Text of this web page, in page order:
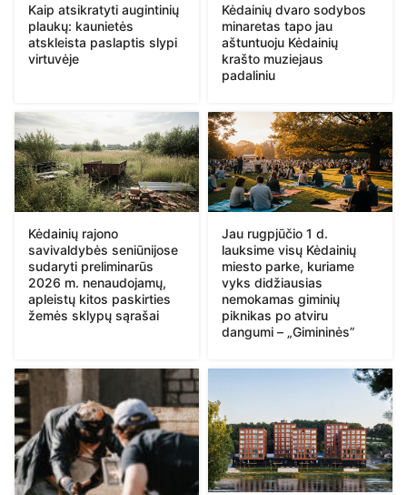
Kaip atsikratyti augintinių
plaukų: kaunietės
atskleista paslaptis slypi
virtuvėje
Kėdainių dvaro sodybos
minaretas tapo jau
aštuntuoju Kėdainių
krašto muziejaus
padaliniu
Kėdainių rajono
savivaldybės seniūnijose
sudaryti preliminarūs
2026 m. nenaudojamų,
apleistų kitos paskirties
žemės sklypų sąrašai
Jau rugpjūčio 1 d.
lauksime visų Kėdainių
miesto parke, kuriame
vyks didžiausias
nemokamas giminių
piknikas po atviru
dangumi – „Gimininės”